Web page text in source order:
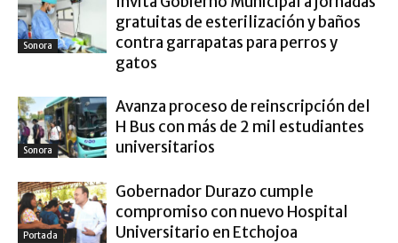
Sonora
gratuitas de esterilización y baños
contra garrapatas para perros y
gatos
Sonora
Avanza proceso de reinscripción del
H Bus con más de 2 mil estudiantes
universitarios
Portada
Gobernador Durazo cumple
compromiso con nuevo Hospital
Universitario en Etchojoa